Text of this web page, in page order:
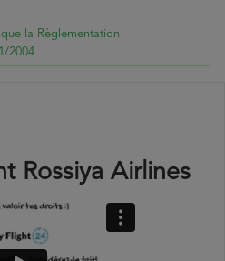
la Règlementation
2004
Rossiya Airlines